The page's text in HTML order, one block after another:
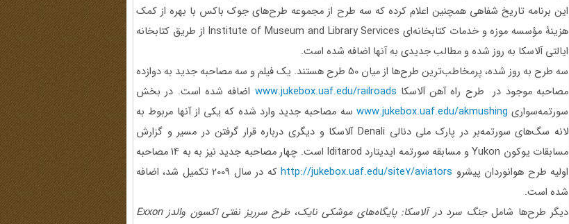
این برنامه تاریخ شفاهی همچنین اعلام کرده که سه طرح از مجموعه طرح‌های جوک باکس با بهره از کمک
هزینۀ مؤسسه موزه و خدمات کتابخانه‌ای Institute of Museum and Library Services از طریق کتابخانه
ایالتی آلاسکا به روز شده و مطالب جدیدی به آنها اضافه شده است.
سه طرح به روز شده، پرمخاطب‌ترین طرح‌ها از میان 50 طرح هستند. یک فیلم و سه مصاحبه جدید به دوازده
مصاحبه موجود در طرح راه آهن آلاسکا www.jukebox.uaf.edu/railroads اضافه شده است. در بخش
سورتمه‌سواری www.jukebox.uaf.edu/akmushing سه مصاحبه جدید وارد شده که یکی از آنها مربوط به
لانه سگ‌های سورتمه‌بر در پارک ملی دنالی Denaliآلاسکا و دیگری درباره قرار گرفتن در مسیر و گزارش
مسابقات یوکون Yukonو مسابقه سورتمه ایدیتارد Iditarod
است. چهار مصاحبه جدید نیز به به 14 مصاحبه
اولیه طرح هوانوردان پیشرو http://jukebox.uaf.edu/site7/aviators
که در سال 2009 تکمیل شد، اضافه
شده است.
دیگر طرح‌ها شاملجنگ سرد در آلاسکا: پایگاه‌های موشکی نایک،طرح سرریز نفتی اکسون والدزExxon